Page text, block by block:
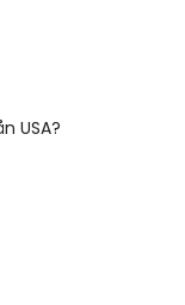
USA?